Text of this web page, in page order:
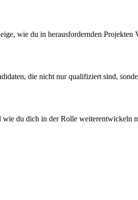
wie du in herausfordernden Projekten
die nicht nur qualifiziert sind,
du dich in der Rolle weiterentwickeln